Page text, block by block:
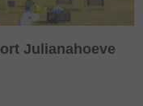
Julianahoeve